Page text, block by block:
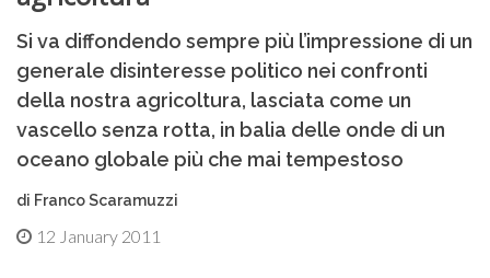
Si va diffondendo sempre più l’impressione di un
generale disinteresse politico nei confronti
della nostra agricoltura, lasciata come un
vascello senza rotta, in balia delle onde di un
oceano globale più che mai tempestoso
di Franco Scaramuzzi
12 January 2011